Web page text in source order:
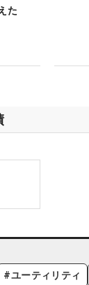
た
#ユーティリティ